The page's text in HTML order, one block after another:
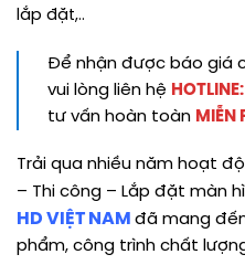
lắp đặt,..
Để nhận được báo giá
vui lòng liên hệ
tư vấn hoàn toàn MIỄN
Trải qua nhiều năm hoạt
– Thi công – Lắp đặt màn
HD VIỆT NAM đã mang
phẩm, công trình chất